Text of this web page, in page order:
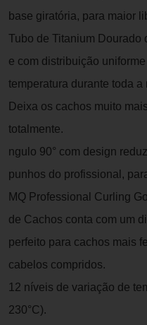
base giratória, para maior
Tubo de Titanium Dourado
e com distribuição
temperatura durante toda a
Deixa os cachos muito
totalmente.
ngulo 90° com design
punhos do profissional,
MQ Professional Curling
de Cachos conta com um
perfeito para cachos mais
cabelos compridos.
12 níveis de variação de
230°C).